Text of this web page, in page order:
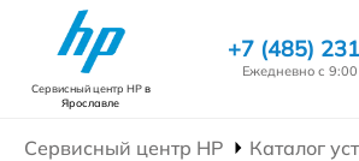
Сервисный центр HPв
Ярославле
+7 (485)
Ежедневно с
Сервисный центр HP Каталог